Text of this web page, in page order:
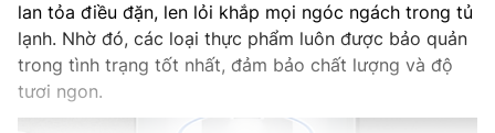
lan tỏa điều đặn, len lỏi khắp mọi ngóc ngách trong tủ
lạnh. Nhờ đó, các loại thực phẩm luôn được bảo quản
trong tình trạng tốt nhất, đảm bảo chất lượng và độ
tươi ngon.